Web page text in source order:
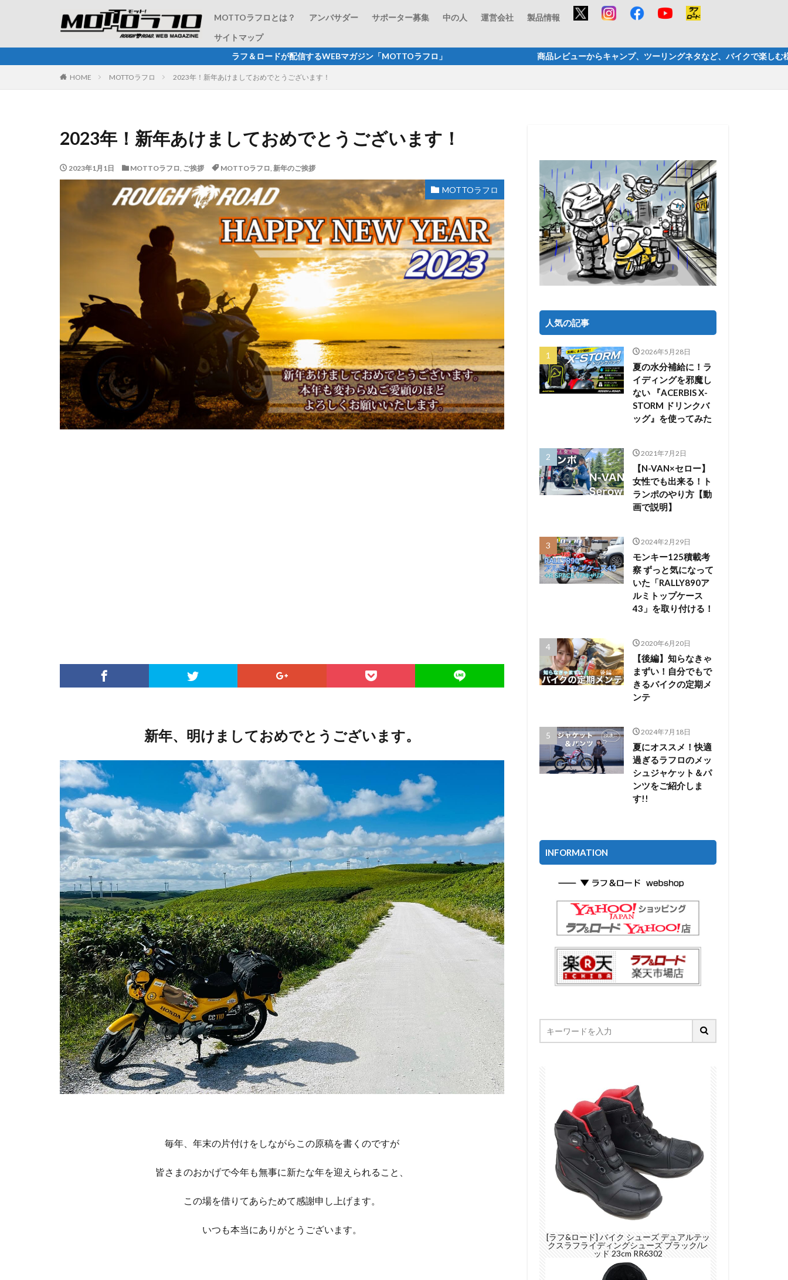
MOTTOラフロとは？ アンバサダー サポーター募集 中の人 運営会社
製品情報
サイトマップ
ラフ＆ロードが配信するWEBマガジン「MOTTOラフロ」 商品レビューからキャンプ、ツーリングネタなど、バイクで楽しむ様々な事を配信していきま
HOME MOTTOラフロ 2023年！新年あけましておめでとうございます！
2023年！新年あけましておめでとうございます！
2023年1月1日 MOTTOラフロ, ご挨拶 MOTTOラフロ, 新年のご挨拶
MOTTOラフロ
新年、明けましておめでとうございます。
毎年、年末の片付けをしながらこの原稿を書くのですが
皆さまのおかげで今年も無事に新たな年を迎えられること、
この場を借りてあらためて感謝申し上げます。
いつも本当にありがとうございます。
人気の記事
2026年5月28日
夏の水分補給に！ラ
イディングを邪魔し
ない 『ACERBIS X-
STORM ドリンクバ
ッグ』を使ってみた
2021年7月2日
【N-VAN×セロー】
女性でも出来る！ト
ランポのやり方【動
画で説明】
2024年2月29日
モンキー125積載考
察 ずっと気になって
いた「RALLY890ア
ルミトップケース
43」を取り付ける！
2020年6月20日
【後編】知らなきゃ
まずい！自分でもで
きるバイクの定期メ
ンテ
2024年7月18日
夏にオススメ！快適
過ぎるラフロのメッ
シュジャケット＆パ
ンツをご紹介しま
す!!
INFORMATION
[ラフ&ロード] バイク シューズ デュアルテッ
クスラフライディングシューズ ブラック/レ
ッド 23cm RR6302